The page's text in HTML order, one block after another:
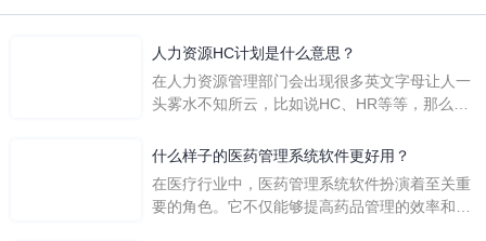
人力资源HC计划是什么意思？
在人力资源管理部门会出现很多英文字母让人一
头雾水不知所云，比如说HC、HR等等，那么它
么呢？
什么样子的医药管理系统软件更好用？
在医疗行业中，医药管理系统软件扮演着至关重
要的角色。它不仅能够提高药品管理的效率和准